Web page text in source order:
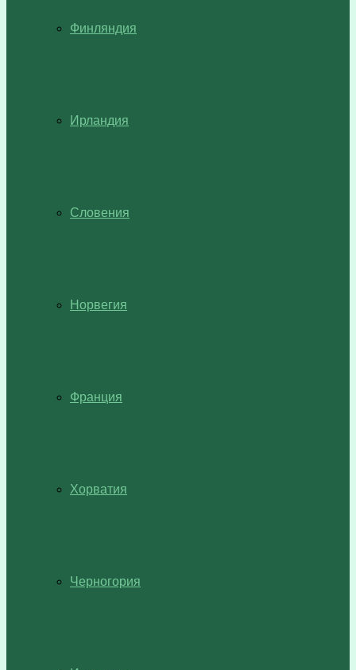
Финляндия
Ирландия
Словения
Норвегия
Франция
Хорватия
Черногория